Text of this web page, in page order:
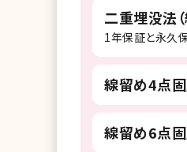
二重埋没法
1年保証と永久
線留め4点
線留め6点